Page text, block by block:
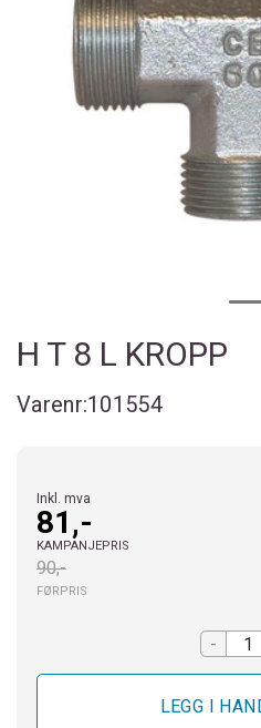
H T 8 L KROPP
Varenr:101554
Inkl. mva
81,-
KAMPANJEPRIS
90,-
FØRPRIS
-